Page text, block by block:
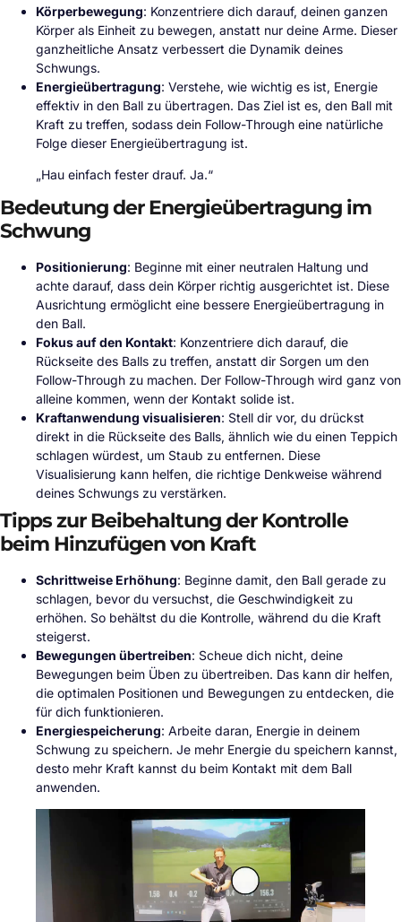
Körperbewegung: Konzentriere dich darauf, deinen ganzen
Körper als Einheit zu bewegen, anstatt nur deine Arme. Dieser
ganzheitliche Ansatz verbessert die Dynamik deines
Schwungs.
Energieübertragung: Verstehe, wie wichtig es ist, Energie
effektiv in den Ball zu übertragen. Das Ziel ist es, den Ball mit
Kraft zu treffen, sodass dein Follow-Through eine natürliche
Folge dieser Energieübertragung ist.
„Hau einfach fester drauf. Ja.“
Bedeutung der Energieübertragung im
Schwung
Positionierung: Beginne mit einer neutralen Haltung und
achte darauf, dass dein Körper richtig ausgerichtet ist. Diese
Ausrichtung ermöglicht eine bessere Energieübertragung in
den Ball.
Fokus auf den Kontakt: Konzentriere dich darauf, die
Rückseite des Balls zu treffen, anstatt dir Sorgen um den
Follow-Through zu machen. Der Follow-Through wird ganz von
alleine kommen, wenn der Kontakt solide ist.
Kraftanwendung visualisieren: Stell dir vor, du drückst
direkt in die Rückseite des Balls, ähnlich wie du einen Teppich
schlagen würdest, um Staub zu entfernen. Diese
Visualisierung kann helfen, die richtige Denkweise während
deines Schwungs zu verstärken.
Tipps zur Beibehaltung der Kontrolle
beim Hinzufügen von Kraft
Schrittweise Erhöhung: Beginne damit, den Ball gerade zu
schlagen, bevor du versuchst, die Geschwindigkeit zu
erhöhen. So behältst du die Kontrolle, während du die Kraft
steigerst.
Bewegungen übertreiben: Scheue dich nicht, deine
Bewegungen beim Üben zu übertreiben. Das kann dir helfen,
die optimalen Positionen und Bewegungen zu entdecken, die
für dich funktionieren.
Energiespeicherung: Arbeite daran, Energie in deinem
Schwung zu speichern. Je mehr Energie du speichern kannst,
desto mehr Kraft kannst du beim Kontakt mit dem Ball
anwenden.